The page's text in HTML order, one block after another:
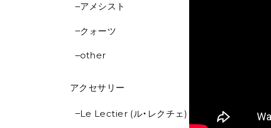
アメシスト
クォーツ
other
アクセサリー
Le Lectier (ル・レクチェ)